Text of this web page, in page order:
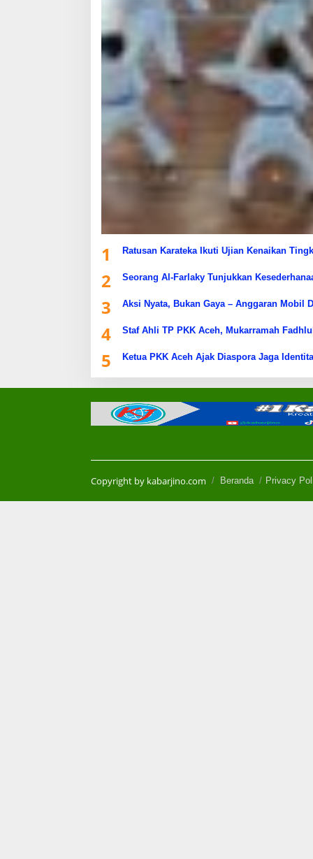
1 Ratusan Karateka Ikuti Ujian Kenaikan
2 Seorang Al-Farlaky Tunjukkan
3 Aksi Nyata, Bukan Gaya – Anggaran Mobil
4 Staf Ahli TP PKK Aceh, Mukarramah
5 Ketua PKK Aceh Ajak Diaspora Jaga
Copyright by kabarjino.com Beranda Privacy